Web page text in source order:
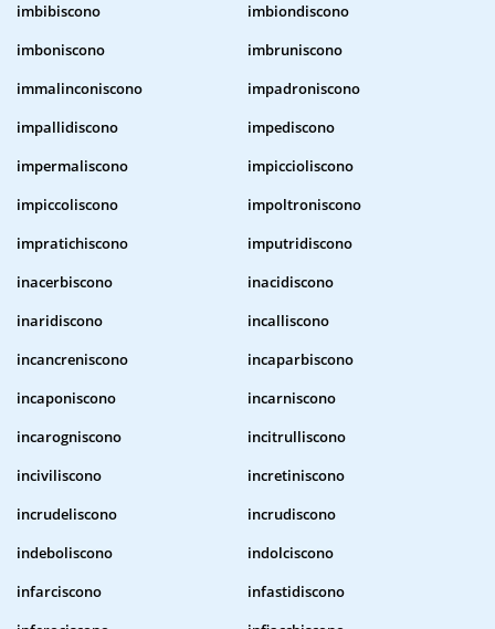
imbibiscono
imbiondiscono
imboniscono
imbruniscono
immalinconiscono
impadroniscono
impallidiscono
impediscono
impermaliscono
impiccioliscono
impiccoliscono
impoltroniscono
impratichiscono
imputridiscono
inacerbiscono
inacidiscono
inaridiscono
incalliscono
incancreniscono
incaparbiscono
incaponiscono
incarniscono
incarogniscono
incitrulliscono
inciviliscono
incretiniscono
incrudeliscono
incrudiscono
indeboliscono
indolciscono
infarciscono
infastidiscono